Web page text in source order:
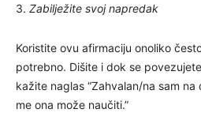
3. Zabilježite svoj napredak
Koristite ovu afirmaciju onoliko
potrebno. Dišite i dok se
kažite naglas “Zahvalan/na sam na
me ona može naučiti.”